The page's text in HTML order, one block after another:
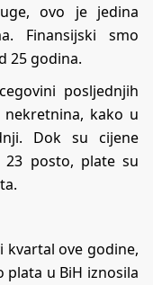
ovo je jedina
Finansijski smo
25 godina.
posljednjih
kako u
Dok su cijene
posto, plate su
kvartal ove godine,
plata u BiH iznosila